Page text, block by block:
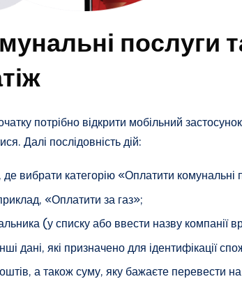
послуги
потрібно відкрити мобільний
Далі послідовність дій:
вибрати категорію «Оплатити комунальні
«Оплатити за газ»;
(у списку або ввести назву компанії
дані, які призначено для ідентифікації
а також суму, яку бажаєте перевести